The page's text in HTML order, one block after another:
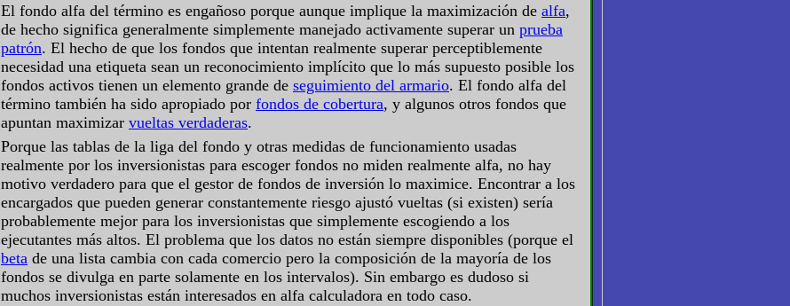
El fondo alfa del término es engañoso porque aunque implique la maximización de alfa,
de hecho significa generalmente simplemente manejado activamente superar un prueba
patrón. El hecho de que los fondos que intentan realmente superar perceptiblemente
necesidad una etiqueta sean un reconocimiento implícito que lo más supuesto posible los
fondos activos tienen un elemento grande de seguimiento del armario. El fondo alfa del
término también ha sido apropiado por fondos de cobertura, y algunos otros fondos que
apuntan maximizar vueltas verdaderas.
Porque las tablas de la liga del fondo y otras medidas de funcionamiento usadas
realmente por los inversionistas para escoger fondos no miden realmente alfa, no hay
motivo verdadero para que el gestor de fondos de inversión lo maximice. Encontrar a los
encargados que pueden generar constantemente riesgo ajustó vueltas (si existen) sería
probablemente mejor para los inversionistas que simplemente escogiendo a los
ejecutantes más altos. El problema que los datos no están siempre disponibles (porque el
beta de una lista cambia con cada comercio pero la composición de la mayoría de los
fondos se divulga en parte solamente en los intervalos). Sin embargo es dudoso si
muchos inversionistas están interesados en alfa calculadora en todo caso.